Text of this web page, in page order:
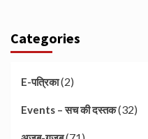
Categories
E-पत्रिका(2)
Events – सच की दस्तक(32)